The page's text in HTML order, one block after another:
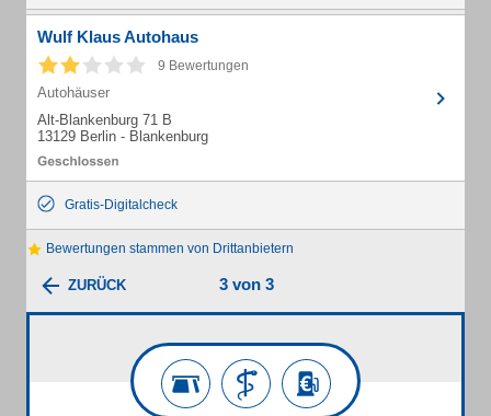
Wulf Klaus Autohaus
9 Bewertungen
Autohäuser
Alt-Blankenburg 71 B
13129 Berlin - Blankenburg
Gratis-Digitalcheck
Bewertungen stammen von Drittanbietern
ZURÜCK 3 von 3